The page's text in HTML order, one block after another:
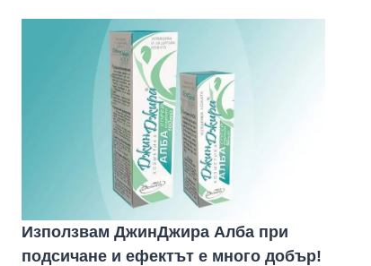
възможнa последица от ковид
Използвам ДжинДжира Алба при
подсичане и ефектът е много добър!